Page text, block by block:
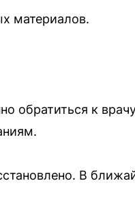
материалов.
обратиться к
В